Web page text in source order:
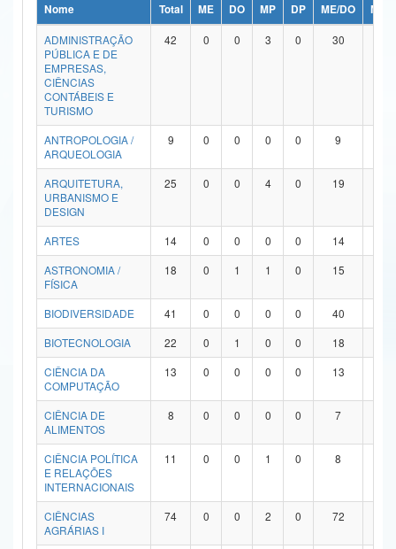
Ministério da Ciência, Tecnologia, Inovações e Comunicações
Ministério do Meio Ambiente
Ministério do Turismo
Ministério do Desenvolvimento Regional
Controladoria-Geral da União
Ministério da Mulher, da Família e dos Direitos Humanos
Secretaria de Governo
Advocacia-Geral da União
Banco Central do Brasil
Nome Total ME DO MP DP ME/DO
MP/
ADMINISTRAÇÃO
PÚBLICA E DE
EMPRESAS,
CIÊNCIAS
CONTÁBEIS E
TURISMO
42 0 0 3 0 30
ANTROPOLOGIA /
ARQUEOLOGIA
9 0 0 0 0 9
ARQUITETURA,
URBANISMO E
DESIGN
25 0 0 4 0 19
ARTES 14 0 0 0 0 14
ASTRONOMIA /
FÍSICA
18 0 1 1 0 15
BIODIVERSIDADE 41 0 0 0 0 40
BIOTECNOLOGIA
22 0 1 0 0 18
CIÊNCIA DA
COMPUTAÇÃO
13 0 0 0 0 13
CIÊNCIA DE
ALIMENTOS
8 0 0 0 0 7
CIÊNCIA POLÍTICA
E RELAÇÕES
INTERNACIONAIS
11 0 0 1 0 8
CIÊNCIAS
AGRÁRIAS I
74 0 0 2 0 72